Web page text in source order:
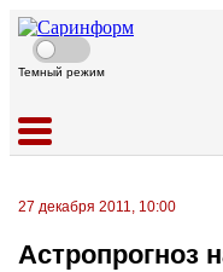
Темный режим
27 декабря 2011, 10:00
Астропрогноз